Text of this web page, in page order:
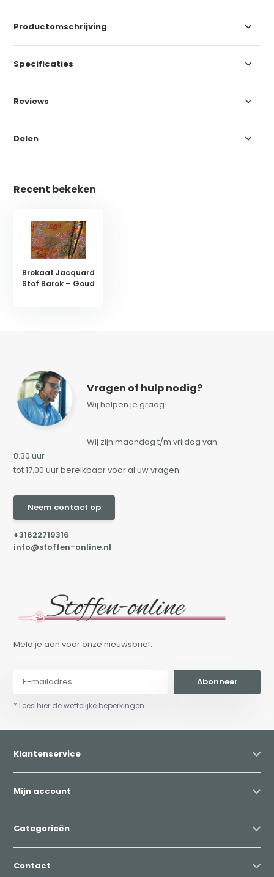
Productomschrijving
Specificaties
Reviews
Delen
Recent bekeken
Brokaat Jacquard
Stof Barok – Goud
Vragen of hulp nodig?
Wij helpen je graag!
Wij zijn maandag t/m vrijdag van
8.30 uur
tot 17.00 uur bereikbaar voor al uw vragen.
Neem contact op
+31622719316
info@stoffen-online.nl
Meld je aan voor onze nieuwsbrief:
Abonneer
* Lees hier de wettelijke beperkingen
Klantenservice
Mijn account
Categorieën
Contact